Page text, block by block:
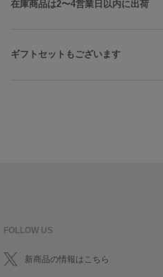
在庫商品は2〜4営業日以内に出荷
ギフトセットもございます
FOLLOW US
新商品の情報はこちら